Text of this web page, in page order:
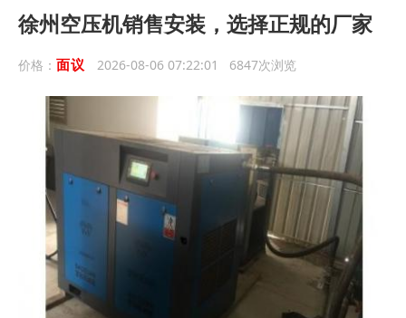
徐州空压机销售安装，选择正规的厂家
价格： 面议 2026-08-06 07:22:01 6847次浏览